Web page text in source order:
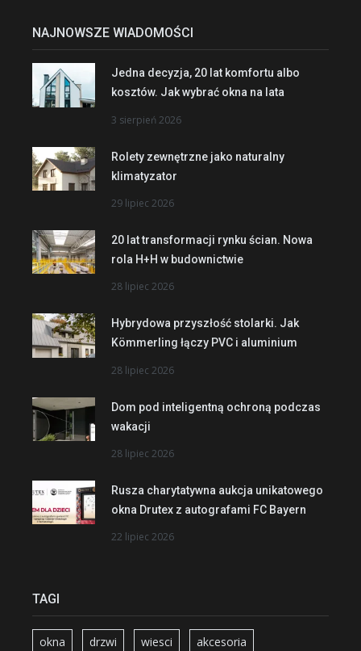
NAJNOWSZE WIADOMOŚCI
Jedna decyzja, 20 lat komfortu albo
kosztów. Jak wybrać okna na lata
3 sierpień 2026
Rolety zewnętrzne jako naturalny
klimatyzator
29 lipiec 2026
20 lat transformacji rynku ścian. Nowa
rola H+H w budownictwie
28 lipiec 2026
Hybrydowa przyszłość stolarki. Jak
Kömmerling łączy PVC i aluminium
28 lipiec 2026
Dom pod inteligentną ochroną podczas
wakacji
28 lipiec 2026
Rusza charytatywna aukcja unikatowego
okna Drutex z autografami FC Bayern
22 lipiec 2026
TAGI
okna drzwi wiesci akcesoria